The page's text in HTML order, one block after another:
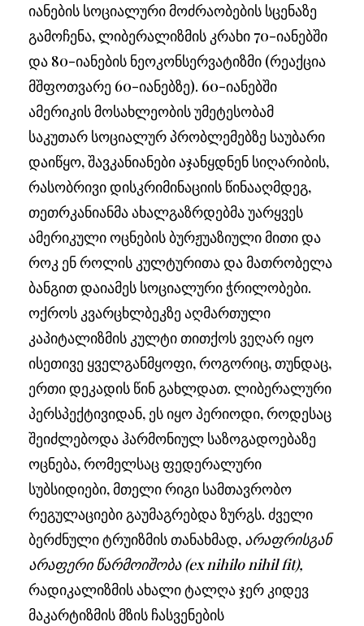
იანების სოციალური მოძრაობების სცენაზე
გამოჩენა, ლიბერალიზმის კრახი 70-იანებში
და 80-იანების ნეოკონსერვატიზმი (რეაქცია
მშფოთვარე 60-იანებზე). 60-იანებში
ამერიკის მოსახლეობის უმეტესობამ
საკუთარ სოციალურ პრობლემებზე საუბარი
დაიწყო, შავკანიანები აჯანყდნენ სიღარიბის,
რასობრივი დისკრიმინაციის წინააღმდეგ,
თეთრკანიანმა ახალგაზრდებმა უარყვეს
ამერიკული ოცნების ბურჟუაზიული მითი და
როკ ენ როლის კულტურითა და მათრობელა
ბანგით დაიამეს სოციალური ჭრილობები.
ოქროს კვარცხლბეკზე აღმართული
კაპიტალიზმის კულტი თითქოს ვეღარ იყო
ისეთივე ყველგანმყოფი, როგორიც, თუნდაც,
ერთი დეკადის წინ გახლდათ. ლიბერალური
პერსპექტივიდან, ეს იყო პერიოდი, როდესაც
შეიძლებოდა ჰარმონიულ საზოგადოებაზე
ოცნება, რომელსაც ფედერალური
სუბსიდიები, მთელი რიგი სამთავრობო
რეგულაციები გაუმაგრებდა ზურგს. ძველი
ბერძნული ტრუიზმის თანახმად, არაფრისგან
არაფერი წარმოიშობა (ex nihilo nihil fit),
რადიკალიზმის ახალი ტალღა ჯერ კიდევ
მაკარტიზმის მზის ჩასვენების